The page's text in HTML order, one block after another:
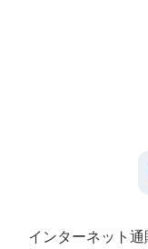
インターネット通